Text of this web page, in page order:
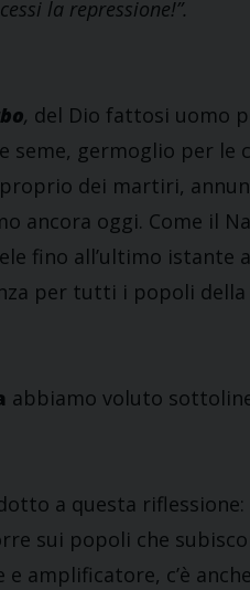
la repressione!”.
, del Dio fattosi uomo
germoglio per le
dei martiri,
ancora oggi. Come il
fino all’ultimo istante
per tutti i popoli della
abbiamo voluto
a questa riflessione:
sui popoli che
amplificatore, c’è